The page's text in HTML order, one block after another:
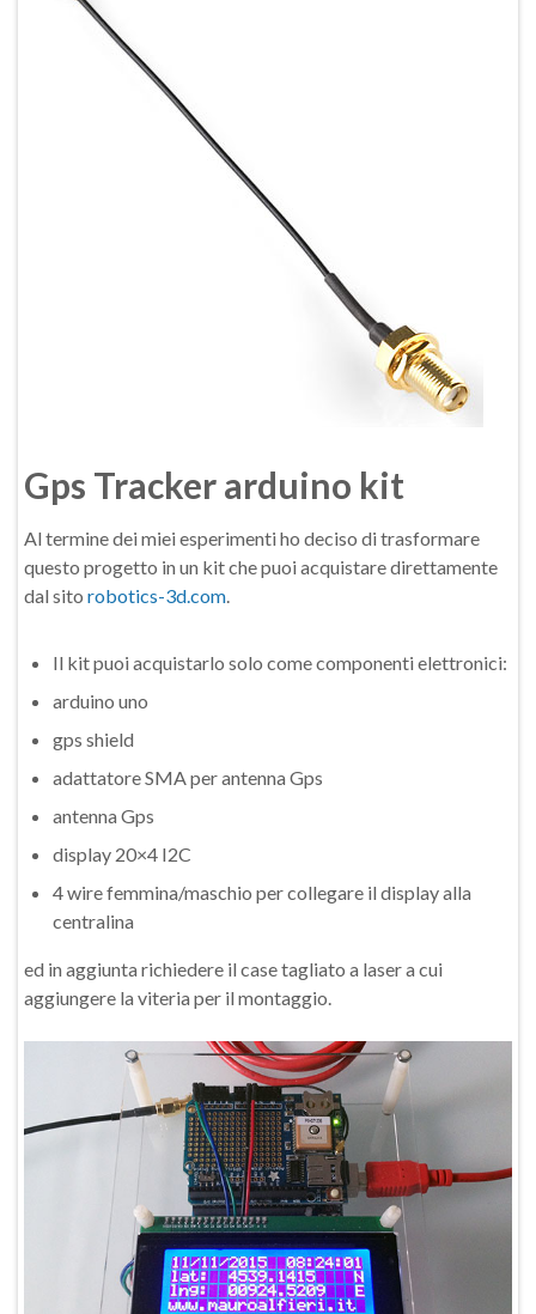
Gps Tracker arduino kit
Al termine dei miei esperimenti ho deciso di trasformare
questo progetto in un kit che puoi acquistare direttamente
dal sito robotics-3d.com
Il kit puoi acquistarlo solo come componenti elettronici:
arduino uno
gps shield
adattatore SMA per antenna Gps
antenna Gps
display 20×4 I2C
4 wire femmina/maschio per collegare il display alla
centralina
ed in aggiunta richiedere il case tagliato a laser a cui
aggiungere la viteria per il montaggio.